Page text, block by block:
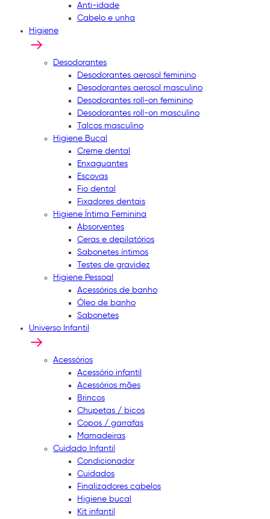
Anti-idade
Cabelo e unha
Higiene
Desodorantes
Desodorantes aerosol feminino
Desodorantes aerosol masculino
Desodorantes roll-on feminino
Desodorantes roll-on masculino
Talcos masculino
Higiene Bucal
Creme dental
Enxaguantes
Escovas
Fio dental
Fixadores dentais
Higiene Íntima Feminina
Absorventes
Ceras e depilatórios
Sabonetes íntimos
Testes de gravidez
Higiene Pessoal
Acessórios de banho
Óleo de banho
Sabonetes
Universo Infantil
Acessórios
Acessório infantil
Acessórios mães
Brincos
Chupetas / bicos
Copos / garrafas
Mamadeiras
Cuidado Infantil
Condicionador
Cuidados
Finalizadores cabelos
Higiene bucal
Kit infantil